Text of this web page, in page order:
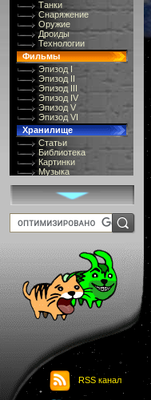
Танки
Снаряжение
Оружие
Дроиды
Технологии
Фильмы
Эпизод I
Эпизод II
Эпизод III
Эпизод IV
Эпизод V
Эпизод VI
Хранилище
Статьи
Библиотека
Картинки
Музыка
Терминология
Костюмы
Игры
8 bit
Юмор
Картинки-приколы
Download
Links
Обмен баннерами
О проекте
Обьявления
Чат
RSS канал